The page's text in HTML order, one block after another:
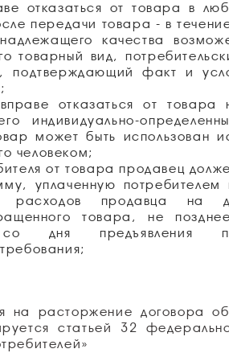
отказаться от товара в
передачи товара - в
качества
товарный вид,
подтверждающий факт и
отказаться от товара
индивидуально-
может быть использован
человеком;
от товара продавец
уплаченную потребителем
расходов продавца на
товара, не
дня предъявления
на расторжение договора
статьей 32